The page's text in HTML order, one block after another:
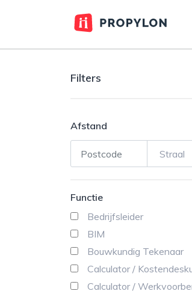
Filters
Afstand
Functie
Bedrijfsleider
BIM
Bouwkundig Tekenaar
Calculator /
Calculator /